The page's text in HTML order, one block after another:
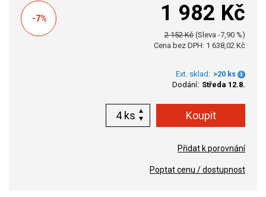
-7% 1 982 Kč
2 152 Kč (Sleva -7,90 %)
Cena bez DPH: 1 638,02 Kč
Ext. sklad: >20 ks
Dodání: Středa 12.8.
ks
Přidat k porovnání
Poptat cenu / dostupnost